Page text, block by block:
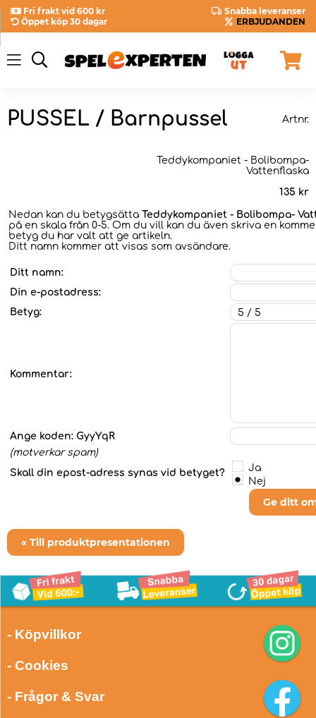
Fri frakt vid 600 kr
Snabba leveranser
Öppet köp 30 dagar
ERBJUDANDEN
PUSSEL / Barnpussel Artnr.
Teddykompaniet - Bolibompa-
Vattenflaska
135 kr
Nedan kan du betygsätta Teddykompaniet - Bolibompa-
på en skala från 0-5. Om du vill kan du även skriva en
betyg du har valt att ge artikeln.
Ditt namn kommer att visas som avsändare.
Ditt namn:
Din e-postadress:
Betyg:
Kommentar:
Ange koden: GyyYqR
(motverkar spam)
Skall din epost-adress synas vid betyget?
Ja
Nej
Ge ditt
« Till produktpresentationen
- Köpvillkor
- Cookies
- Frågor & Svar